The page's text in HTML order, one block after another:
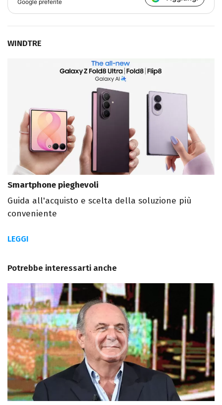
Google preferite
WINDTRE
Smartphone pieghevoli
Guida all'acquisto e scelta della soluzione più
conveniente
LEGGI
Potrebbe interessarti anche